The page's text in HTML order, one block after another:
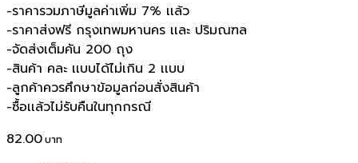
-ราคารวมภาษีมูลค่าเพิ่ม 7% เเล้ว
-ราคาส่งฟรี กรุงเทพมหานคร เเละ ปริมณฑล
-จัดส่งเต็มคัน 200 ถุง
-สินค้า คละ เเบบได้ไม่เกิน 2 เเบบ
-ลูกค้าควรศึกษาข้อมูลก่อนสั่งสินค้า
-ซื้อเเล้วไม่รับคืนในทุกกรณี
82.00